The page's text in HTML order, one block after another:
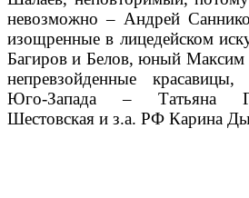
невозможно – Андрей
изощренные в лицедейском
Багиров и Белов, юный Максим
непревзойденные
Юго-Запада – Татьяна
Шестовская и з.а. РФ Карина